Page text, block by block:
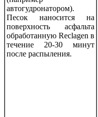
автогудронатором).
Песок наносится на
поверхность асфальта
обработанную Reclagen в
течение 20-30 минут
после распыления.